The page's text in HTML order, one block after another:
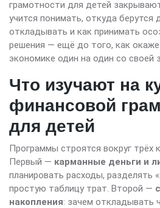
грамотности для детей
учится понимать, откуда берутся
откладывать и как принимать
решения — ещё до того, как
экономике один на один со своей
Что изучают на
финансовой
для детей
Программы строятся вокруг трёх
Первый — карманные деньги и
планировать расходы, разделять
простую таблицу трат. Второй —
накопления: зачем откладывать